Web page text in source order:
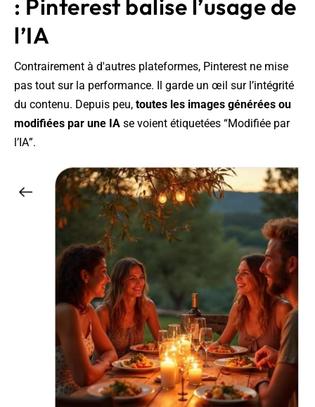
: Pinterest balise l’usage de
l’IA
Contrairement à d'autres plateformes, Pinterest ne mise
pas tout sur la performance. Il garde un œil sur l’intégrité
du contenu. Depuis peu, toutes les images générées ou
modifiées par une IA se voient étiquetées “Modifiée par
l’IA”.